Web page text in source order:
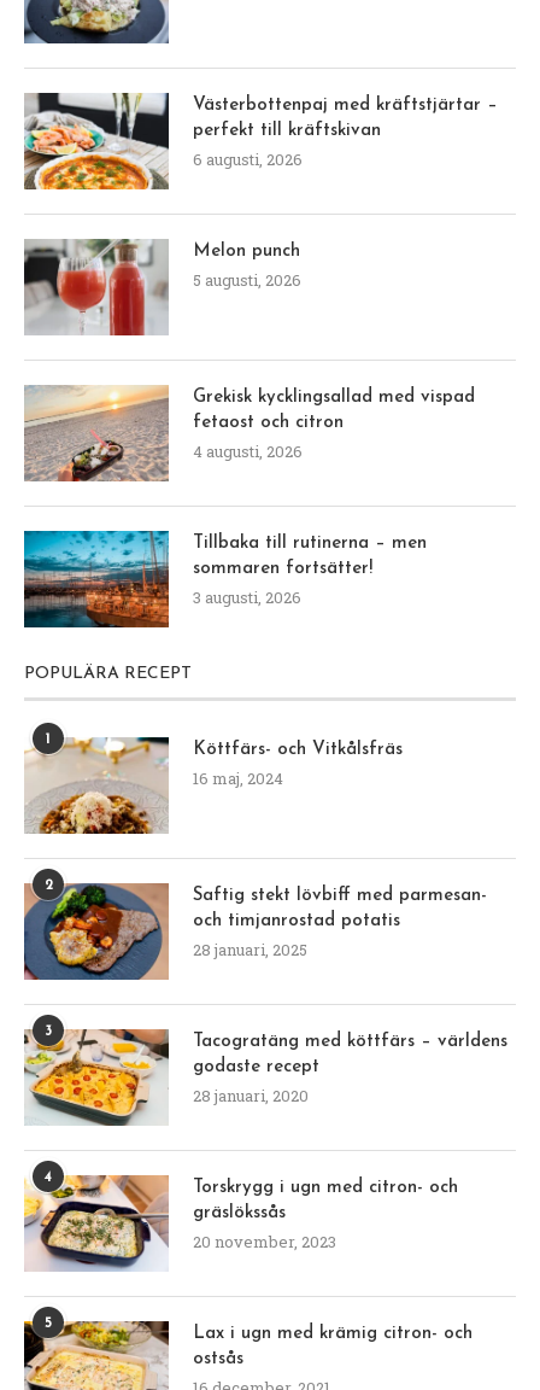
Västerbottenpaj med kräftstjärtar –
perfekt till kräftskivan
6 augusti, 2026
Melon punch
5 augusti, 2026
Grekisk kycklingsallad med vispad
fetaost och citron
4 augusti, 2026
Tillbaka till rutinerna – men
sommaren fortsätter!
3 augusti, 2026
POPULÄRA RECEPT
1
Köttfärs- och Vitkålsfräs
16 maj, 2024
2
Saftig stekt lövbiff med parmesan-
och timjanrostad potatis
28 januari, 2025
3
Tacogratäng med köttfärs – världens
godaste recept
28 januari, 2020
4
Torskrygg i ugn med citron- och
gräslökssås
20 november, 2023
5
Lax i ugn med krämig citron- och
ostsås